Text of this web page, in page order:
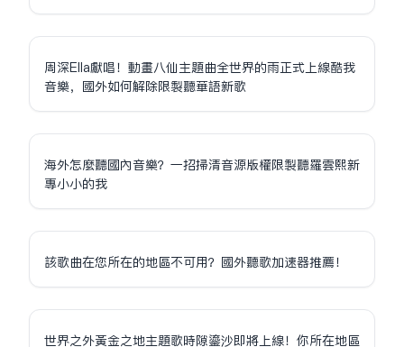
周深Ella獻唱！動畫八仙主題曲全世界的雨正式上線酷我
音樂，國外如何解除限制聽華語新歌
海外怎麼聽國內音樂？一招掃清音源版權限制聽羅雲熙新
專小小的我
該歌曲在您所在的地區不可用？國外聽歌加速器推薦！
世界之外黃金之地主題歌時隙鎏沙即將上線！你所在地區